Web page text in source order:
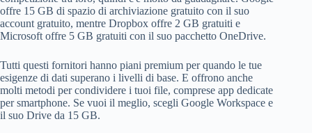
offre 15 GB di spazio di archiviazione gratuito con il suo
account gratuito, mentre Dropbox offre 2 GB gratuiti e
Microsoft offre 5 GB gratuiti con il suo pacchetto OneDrive.
Tutti questi fornitori hanno piani premium per quando le tue
esigenze di dati superano i livelli di base. E offrono anche
molti metodi per condividere i tuoi file, comprese app dedicate
per smartphone. Se vuoi il meglio, scegli Google Workspace e
il suo Drive da 15 GB.